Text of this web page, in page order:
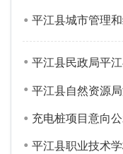
平江县城市管理和综合执法
平江县民政局平江县城
平江县自然资源局湖南省平江县地质灾害“
充电桩项目意向
平江县职业技术学校（专业教学